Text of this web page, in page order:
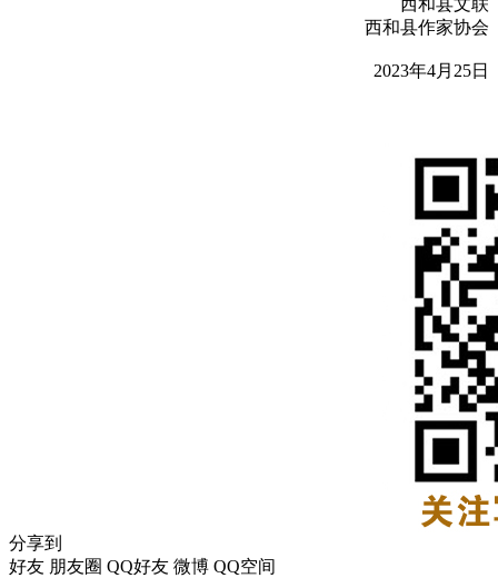
西和县文联
西和县作家协会
2023年4月25日
分享到
好友 朋友圈 QQ好友 微博 QQ空间